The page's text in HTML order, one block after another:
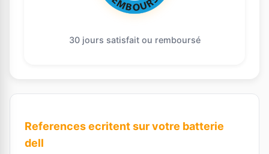
30 jours satisfait ou remboursé
References ecritent sur votre batterie
dell